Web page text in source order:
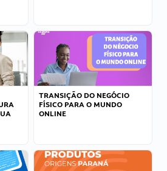
TRANSIÇÃO DO NEGÓCIO
FÍSICO PARA O MUNDO
ONLINE